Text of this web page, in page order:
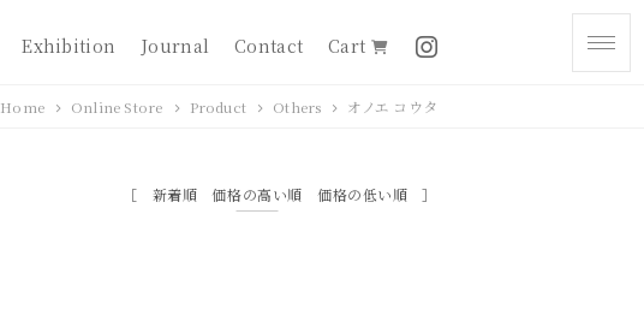
Exhibition Journal Contact Cart
Home Online Store Product Others オノエ コウタ
新着順 価格の高い順 価格の低い順